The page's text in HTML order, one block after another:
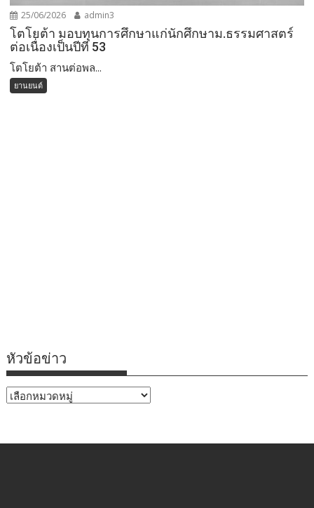
25/06/2026 admin3
โตโยต้า มอบทุนการศึกษาแก่นักศึกษาม.ธรรมศาสตร์
ต่อเนื่องเป็นปีที่ 53
โตโยต้า สานต่อพล...
ยานยนต์
หัวข้อข่าว
หัวข้อ